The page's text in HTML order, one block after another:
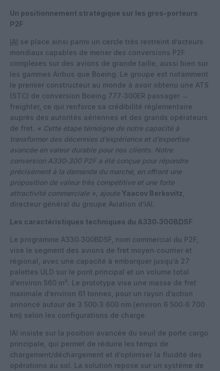
Un positionnement stratégique sur les gros-porteurs
P2F
IAI se place ainsi parmi un cercle très restreint d’acteurs
mondiaux capables de mener des conversions P2F
complexes sur des avions de grande taille, aussi bien sur
les gammes Airbus que Boeing. Le groupe est notamment
le premier constructeur au monde à avoir obtenu une ATS
(STC) de conversion Boeing 777‑300ER passager →
freighter, ce qui renforce sa crédibilité réglementaire
auprès des autorités aériennes et des grands opérateurs
de fret. « Cette étape témoigne de notre capacité à
transformer des décennies d’expérience et d’expertise
avancée en valeur durable pour nos clients. Notre
conversion A330‑300 P2F a été conçue pour répondre
précisément à la demande du marché, en offrant une
proposition de valeur très compétitive et une forte
attractivité commerciale », ajoute Yaacov Berkovitz
directeur général du groupe Aviation d’IAI.
Les caractéristiques techniques du A330‑300BDSF
Le programme A330‑300BDSF, nom commercial du P2F,
vise le segment des avions de fret moyen‑courrier et
régional, avec une capacité à embarquer jusqu’à 27
palettes ULD sur le pont principal et un volume total
d’environ 560 m³. Le prototype vise une masse de fret
maximale d’environ 61 tonnes, pour un rayon d’action
annoncé autour de 3 500‑3 600 nm (environ 6 500‑6 700
km) selon les configurations de charge.
IAI insiste sur la position avancée du seuil de porte cargo
principale, qui permet de réduire les temps de
chargement/déchargement et d’optimiser la fluidité des
opérations au sol. La solution repose sur un système de